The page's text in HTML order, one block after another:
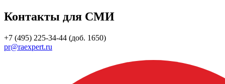
Контакты для СМИ
+7 (495) 225-34-44 (доб. 1650)
pr@raexpert.ru